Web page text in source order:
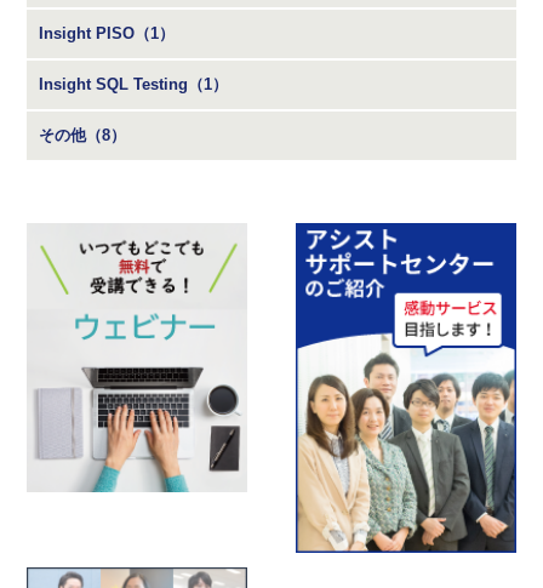
Insight PISO（1）
Insight SQL Testing（1）
その他（8）